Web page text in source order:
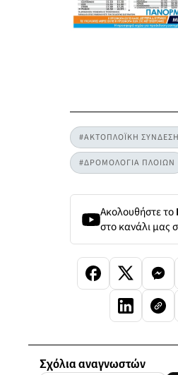
#ΑΚΤΟΠΛΟΪΚΗ ΣΥΝΔΕΣΗ
#ΔΡΟΜΟΛΟΓΙΑ ΠΛΟΙΩΝ
Ακολουθήστε το
στο κανάλι μας
Σχόλια αναγνωστών